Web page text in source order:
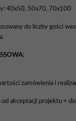
40x50, 50x70, 70x100
do liczby gości
zamówienia i
akceptacji projektu +